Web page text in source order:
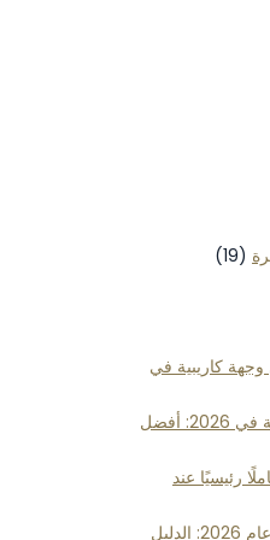
(19)
كاريبية في
الدول ذات الإقامة الذهبية الأقل تكلفة في 2026: أفضل
رئيسيًا عند
إيجابيات وسلبيات العيش في إسبانيا عام 2026: الدليل